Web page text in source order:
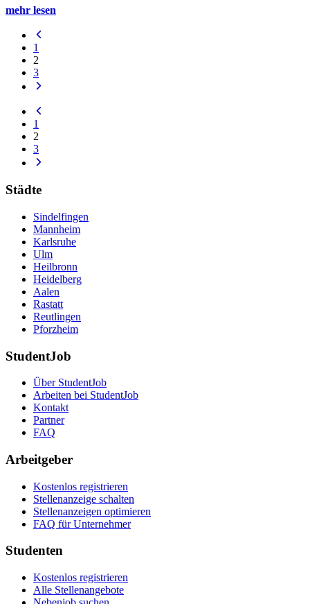
mehr lesen
1
2
3
1
2
3
Städte
Sindelfingen
Mannheim
Karlsruhe
Ulm
Heilbronn
Heidelberg
Aalen
Rastatt
Reutlingen
Pforzheim
StudentJob
Über StudentJob
Arbeiten bei StudentJob
Kontakt
Partner
FAQ
Arbeitgeber
Kostenlos registrieren
Stellenanzeige schalten
Stellenanzeigen optimieren
FAQ für Unternehmer
Studenten
Kostenlos registrieren
Alle Stellenangebote